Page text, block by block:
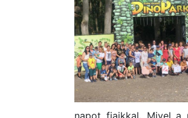
napot fiaikkal. Mivel a